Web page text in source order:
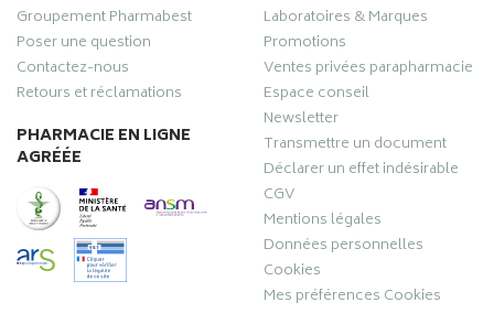
Groupement Pharmabest
Poser une question
Contactez-nous
Retours et réclamations
PHARMACIE EN LIGNE
AGRÉÉE
Laboratoires & Marques
Promotions
Ventes privées parapharmacie
Espace conseil
Newsletter
Transmettre un document
Déclarer un effet indésirable
CGV
Mentions légales
Données personnelles
Cookies
Mes préférences Cookies